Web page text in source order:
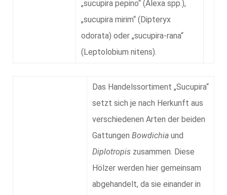
„sucupira pepino“ (Alexa spp.),
„sucupira mirim“ (Dipteryx
odorata) oder „sucupira-rana“
(Leptolobium nitens).
Das Handelssortiment Sucupira
setzt sich je nach Herkunft aus
verschiedenen Arten der beiden
Gattungen Bowdichia und
Diplotropis zusammen. Diese
Hölzer werden hier gemeinsam
abgehandelt, da sie einander in